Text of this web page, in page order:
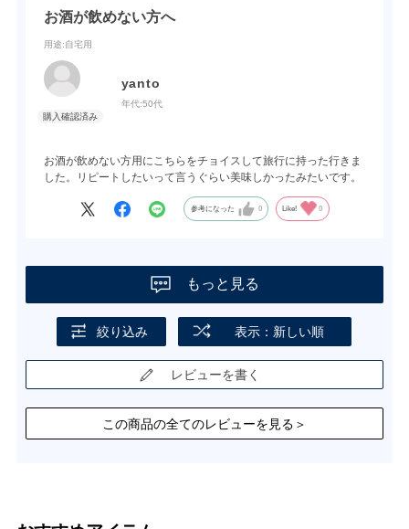
お酒が飲めない方へ
用途:自宅用
yanto
年代:50代
お酒が飲めない方用にこちらをチョイスして旅行に持った行きま
した。リピートしたいって言うぐらい美味しかったみたいです。
参考になった 0 Like! 0
もっと見る
絞り込み 表示：新しい順
レビューを書く
この商品の全てのレビューを見る＞